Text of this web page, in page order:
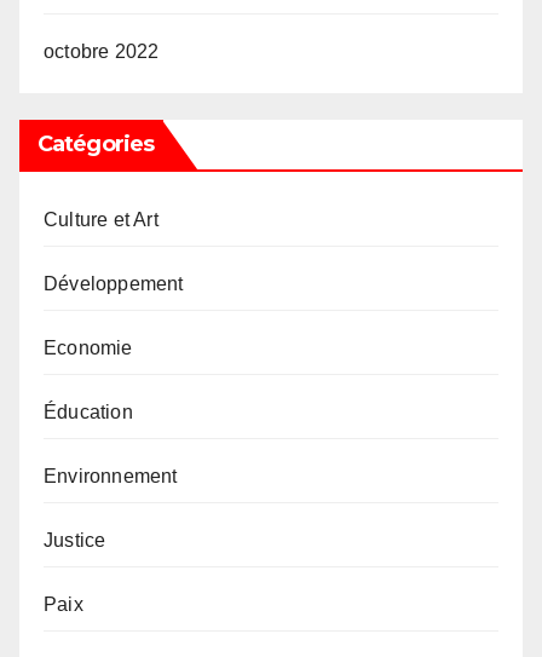
octobre 2022
Catégories
Culture et Art
Développement
Economie
Éducation
Environnement
Justice
Paix